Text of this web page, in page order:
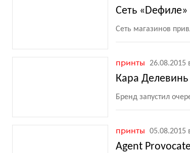
Сеть
Сеть магазинов
принты 26.08.2015
Кара
Бренд запустил
принты 05.08.2015
Agent